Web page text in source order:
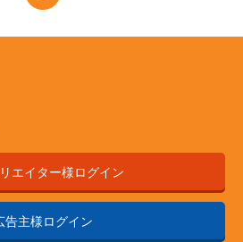
エイター様ログイン
告主様ログイン